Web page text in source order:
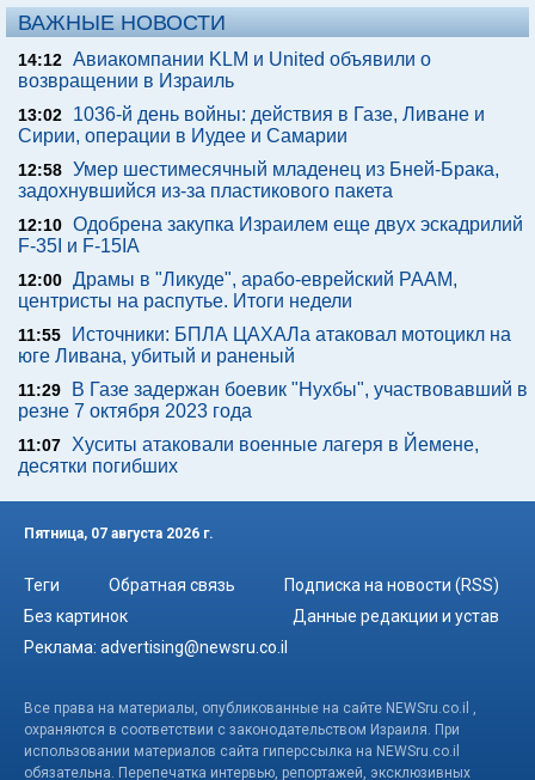
ВАЖНЫЕ НОВОСТИ
14:12 Авиакомпании KLM и United объявили о
возвращении в Израиль
13:02
1036-й день войны: действия в Газе, Ливане и
Сирии, операции в Иудее и Самарии
12:58 Умер шестимесячный младенец из Бней-Брака,
задохнувшийся из-за пластикового пакета
12:10 Одобрена закупка Израилем еще двух эскадрилий
F-35I и F-15IA
12:00 Драмы в "Ликуде", арабо-еврейский РААМ,
центристы на распутье. Итоги недели
11:55
Источники: БПЛА ЦАХАЛа атаковал мотоцикл на
юге Ливана, убитый и раненый
11:29
В Газе задержан боевик "Нухбы", участвовавший в
резне 7 октября 2023 года
11:07 Хуситы атаковали военные лагеря в Йемене,
десятки погибших
Пятница, 07 августа 2026 г.
Теги Обратная связь
Подписка на новости (RSS)
Без картинок
Данные редакции и устав
Реклама: advertising@newsru.co.il
Все права на материалы, опубликованные на сайте NEWSru.co.il ,
охраняются в соответствии с законодательством Израиля. При
использовании материалов сайта гиперссылка на NEWSru.co.il
обязательна. Перепечатка интервью, репортажей, эксклюзивных